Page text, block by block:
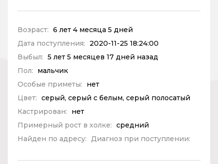
Возраст: 6 лет 4 месяца 5 дней
Дата поступления:
2020-11-25 18:24:00
Выбыл: 5 лет 5 месяцев 17 дней назад
Пол:
мальчик
Особые приметы:
нет
Цвет: серый, серый с белым, серый полосатый
Кастрирован:
нет
Примерный рост в холке: средний
Найден по адресу: Диагноз при поступлении: